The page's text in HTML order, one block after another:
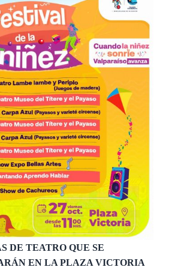
DE TEATRO QUE SE
EN LA PLAZA VICTORIA